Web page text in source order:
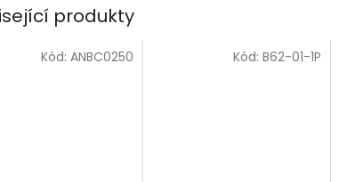
produkty
Kód: ANBC0250 Kód: B62-01-1P